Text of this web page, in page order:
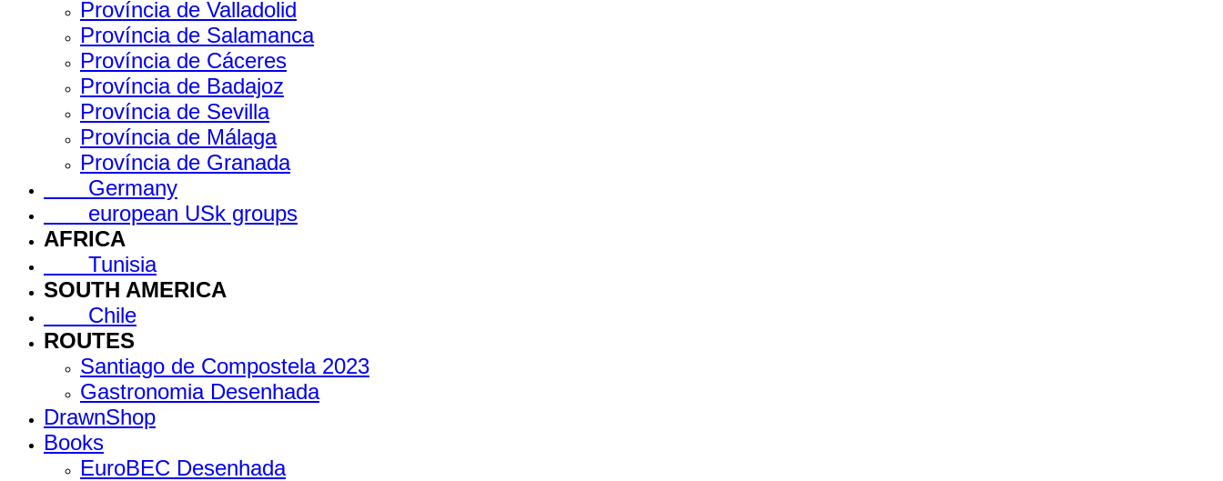
Província de Valladolid
Província de Salamanca
Província de Cáceres
Província de Badajoz
Província de Sevilla
Província de Málaga
Província de Granada
Germany
european USk groups
AFRICA
Tunisia
SOUTH AMERICA
Chile
ROUTES
Santiago de Compostela 2023
Gastronomia Desenhada
DrawnShop
Books
EuroBEC Desenhada